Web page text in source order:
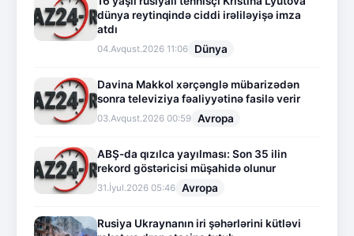
dünya reytinqində ciddi irəliləyişə imza
atdı
04.Avqust.2026 11:06 Dünya
Davina Makkol xərçənglə mübarizədən
sonra televiziya fəaliyyətinə fasilə verir
03.Avqust.2026 00:59 Avropa
ABŞ-da qızılca yayılması: Son 35 ilin
rekord göstəricisi müşahidə olunur
31.İyul.2026 05:46 Avropa
Rusiya Ukraynanın iri şəhərlərini kütləvi